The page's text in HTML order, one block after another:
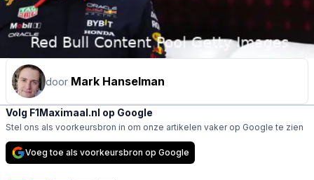
door Mark Hanselman
Volg F1Maximaal.nl op Google
Stel ons als voorkeursbron in om onze artikelen vaker op Google te zien
Voeg toe als voorkeursbron op Google